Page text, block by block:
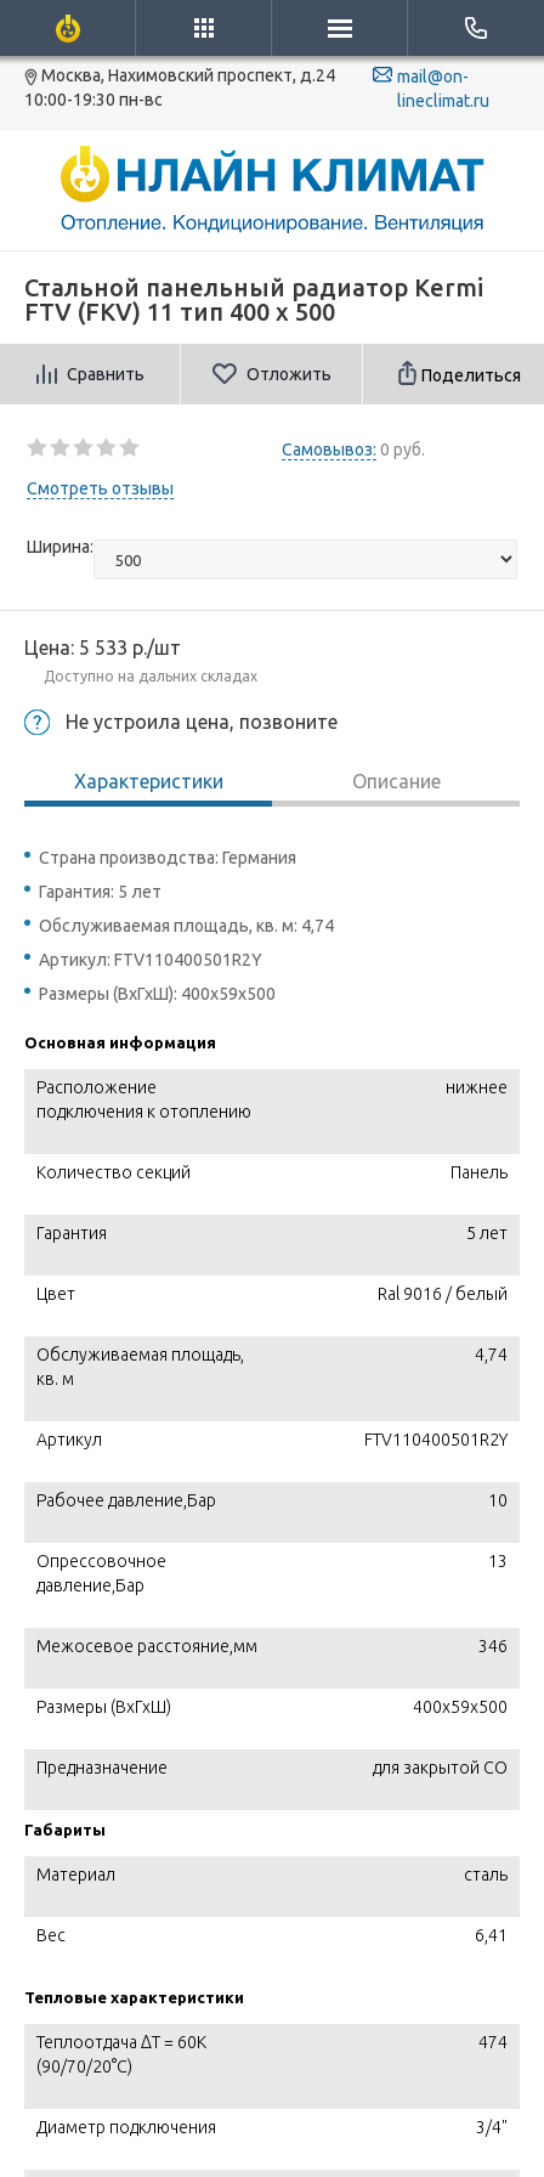
Москва, Нахимовский проспект, д.24
10:00-19:30 пн-вс
mail@on-
lineclimat.ru
Стальной панельный радиатор Kermi
FTV (FKV) 11 тип 400 x 500
Сравнить Отложить Поделиться
Самовывоз: 0 руб.
Смотреть отзывы
Ширина:
Цена: 5 533 р./шт
Доступно на дальних складах
Не устроила цена, позвоните
Характеристики Описание
Страна производства: Германия
Гарантия: 5 лет
Обслуживаемая площадь, кв. м: 4,74
Артикул: FTV110400501R2Y
Размеры (ВхГхШ): 400х59х500
Основная информация
Расположение
подключения к отоплению
нижнее
Количество секций Панель
Гарантия 5 лет
Цвет Ral 9016 / белый
Обслуживаемая площадь,
кв. м
4,74
Артикул FTV110400501R2Y
Рабочее давление,Бар 10
Опрессовочное
давление,Бар
13
Межосевое расстояние,мм 346
Размеры (ВхГхШ) 400х59х500
Предназначение для закрытой СО
Габариты
Материал сталь
Вес 6,41
Тепловые характеристики
Теплоотдача ΔT = 60K
(90/70/20°С)
474
Диаметр подключения 3/4"